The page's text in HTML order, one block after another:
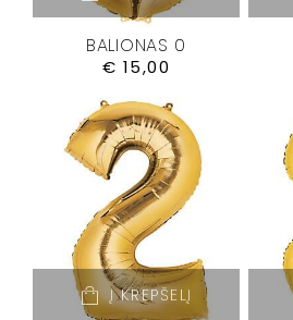
BALIONAS 0
€ 15,00
Į KREPŠELĮ